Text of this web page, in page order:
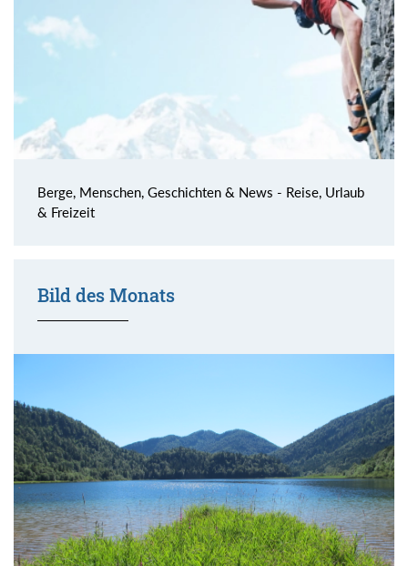
Berge, Menschen, Geschichten & News - Reise, Urlaub
& Freizeit
Bild des Monats